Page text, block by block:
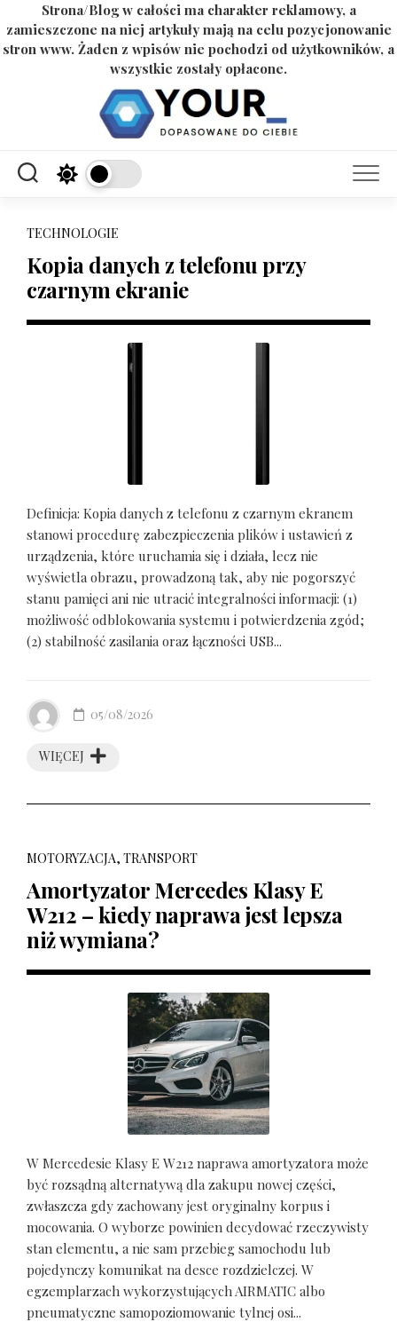
Strona/Blog w całości ma charakter reklamowy, a
zamieszczone na niej artykuły mają na celu pozycjonowanie
stron www. Żaden z wpisów nie pochodzi od użytkowników, a
wszystkie zostały opłacone.
TECHNOLOGIE
Kopia danych z telefonu przy
czarnym ekranie
Definicja: Kopia danych z telefonu z czarnym ekranem
stanowi procedurę zabezpieczenia plików i ustawień z
urządzenia, które uruchamia się i działa, lecz nie
wyświetla obrazu, prowadzoną tak, aby nie pogorszyć
stanu pamięci ani nie utracić integralności informacji: (1)
możliwość odblokowania systemu i potwierdzenia zgód;
(2) stabilność zasilania oraz łączności USB...
WIĘCEJ
05/08/2026
MOTORYZACJA, TRANSPORT
Amortyzator Mercedes Klasy E
W212 – kiedy naprawa jest lepsza
niż wymiana?
W Mercedesie Klasy E W212 naprawa amortyzatora może
być rozsądną alternatywą dla zakupu nowej części,
zwłaszcza gdy zachowany jest oryginalny korpus i
mocowania. O wyborze powinien decydować rzeczywisty
stan elementu, a nie sam przebieg samochodu lub
pojedynczy komunikat na desce rozdzielczej. W
egzemplarzach wykorzystujących AIRMATIC albo
pneumatyczne samopoziomowanie tylnej osi...